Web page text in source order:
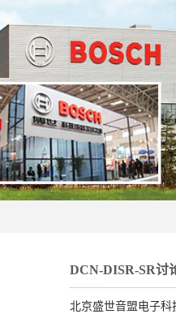
DCN-DISR-SR讨
北京盛世音盟电子科